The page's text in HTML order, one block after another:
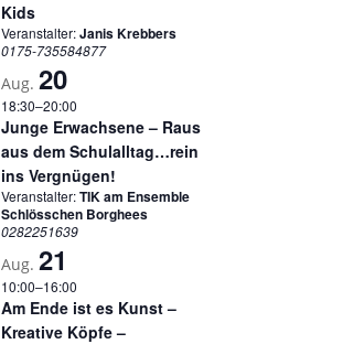
Kids
Veranstalter:Janis Krebbers
0175-735584877
Aug.20
18:30–20:00
Junge Erwachsene – Raus
aus dem Schulalltag…rein
ins Vergnügen!
Veranstalter:TIK am Ensemble
Schlösschen Borghees
0282251639
Aug.21
10:00–16:00
Am Ende ist es Kunst –
Kreative Köpfe –